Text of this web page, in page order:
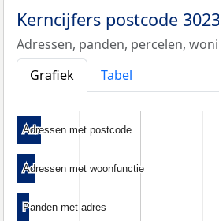
Kerncijfers postcode
Adressen, panden, percelen,
Grafiek
Tabel
Adressen met postcode
Adressen met postcode
Adressen met woonfunctie
Adressen met woonfunctie
Panden met adres
Panden met adres